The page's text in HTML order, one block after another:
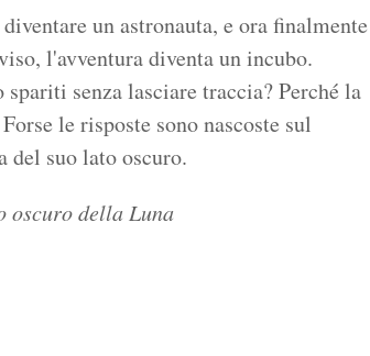
un astronauta, e ora finalmente
l'avventura diventa un incubo.
senza lasciare traccia? Perché la
le risposte sono nascoste sul
del suo lato oscuro.
oscuro della Luna